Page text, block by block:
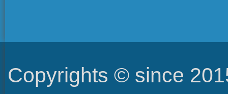
Copyrights © since